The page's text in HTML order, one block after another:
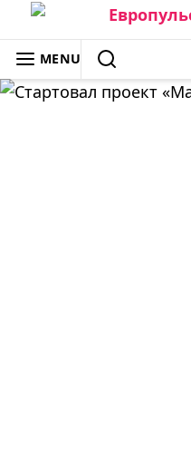
Skip
to
content
ЕВРОПУЛЬС: ВСЁ О
MENU
SEARCH